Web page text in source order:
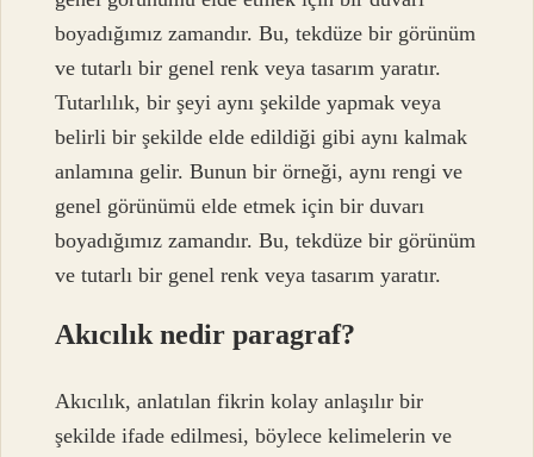
boyadığımız zamandır. Bu, tekdüze bir görünüm
ve tutarlı bir genel renk veya tasarım yaratır.
Tutarlılık, bir şeyi aynı şekilde yapmak veya
belirli bir şekilde elde edildiği gibi aynı kalmak
anlamına gelir. Bunun bir örneği, aynı rengi ve
genel görünümü elde etmek için bir duvarı
boyadığımız zamandır. Bu, tekdüze bir görünüm
ve tutarlı bir genel renk veya tasarım yaratır.
Akıcılık nedir paragraf?
Akıcılık, anlatılan fikrin kolay anlaşılır bir
şekilde ifade edilmesi, böylece kelimelerin ve